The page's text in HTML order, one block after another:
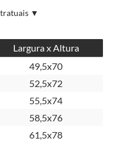
▼
Largura x Altura
49,5x70
52,5x72
55,5x74
58,5x76
61,5x78